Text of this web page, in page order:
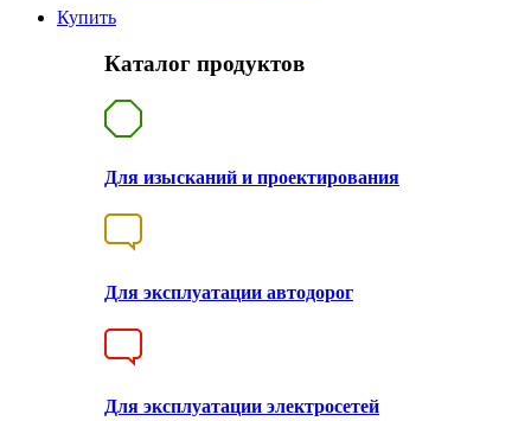
Купить
Каталог продуктов
Для изысканий и проектирования
Для эксплуатации автодорог
Для эксплуатации электросетей